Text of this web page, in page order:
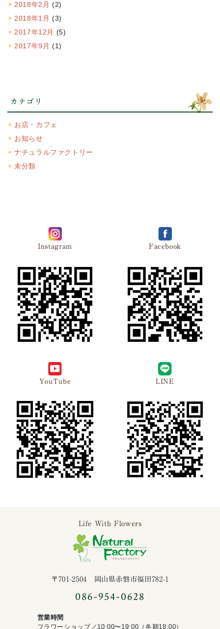
2018年2月 (2)
2018年1月 (3)
2017年12月 (5)
2017年9月 (1)
カテゴリ
お店・カフェ
お知らせ
ナチュラルファクトリー
未分類
Instagram Facebook
YouTube LINE
Life With Flowers
ナチュラルフ
〒701-2504 岡山県赤磐市福田782-1
086-954-0628
営業時間
フラワーショップ／10:00〜19:00（冬期18:00）